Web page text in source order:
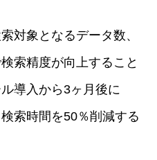
対象となるデータ数、
索精度が向上すること
導入から3ヶ月後に
索時間を50％削減する